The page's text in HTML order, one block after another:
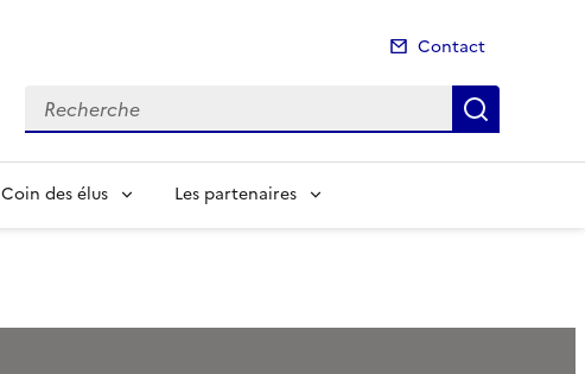
Contact
Recherche
Coin des élus Les partenaires